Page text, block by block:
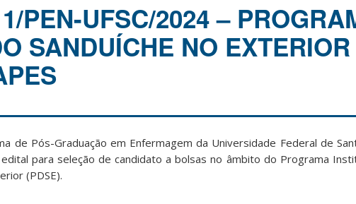
PEN-UFSC/2024 –
SANDUÍCHE NO EXTERIOR
de Pós-Graduação em Enfermagem da Universidade Federal de
para seleção de candidato a bolsas no âmbito do Programa
(PDSE).